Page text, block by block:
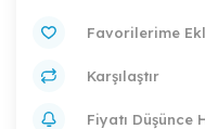
Karşılaştır
Fiyatı Düşünce